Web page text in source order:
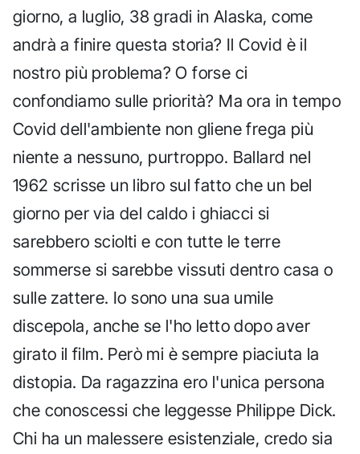
giorno, a luglio, 38 gradi in Alaska, come
andrà a finire questa storia? Il Covid è il
nostro più problema? O forse ci
confondiamo sulle priorità? Ma ora in tempo
Covid dell'ambiente non gliene frega più
niente a nessuno, purtroppo. Ballard nel
1962 scrisse un libro sul fatto che un bel
giorno per via del caldo i ghiacci si
sarebbero sciolti e con tutte le terre
sommerse si sarebbe vissuti dentro casa o
sulle zattere. Io sono una sua umile
discepola, anche se l'ho letto dopo aver
girato il film. Però mi è sempre piaciuta la
distopia. Da ragazzina ero l'unica persona
che conoscessi che leggesse Philippe Dick.
Chi ha un malessere esistenziale, credo sia